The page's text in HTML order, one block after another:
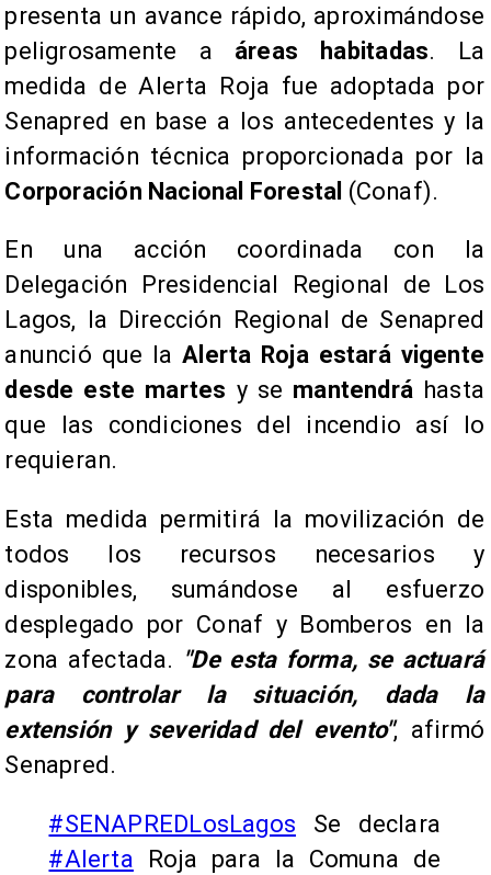
presenta un avance rápido, aproximándose
peligrosamente a áreas habitadas. La
medida de Alerta Roja fue adoptada por
Senapred en base a los antecedentes y la
información técnica proporcionada por la
Corporación Nacional Forestal (Conaf).
​En una acción coordinada con la
Delegación Presidencial Regional de Los
Lagos, la Dirección Regional de Senapred
anunció que laAlerta Roja estará vigente
desde este martes y se mantendrá hasta
que las condiciones del incendio así lo
requieran.
​Esta medida permitirá la movilización de
todos los recursos necesarios y
disponibles, sumándose al esfuerzo
desplegado por Conaf y Bomberos en la
zona afectada. "De esta forma, se actuará
para controlar la situación, dada la
extensión y severidad del evento", afirmó
Senapred.
#SENAPREDLosLagos Se declara
#Alerta Roja para la Comuna de